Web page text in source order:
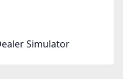
Simulator